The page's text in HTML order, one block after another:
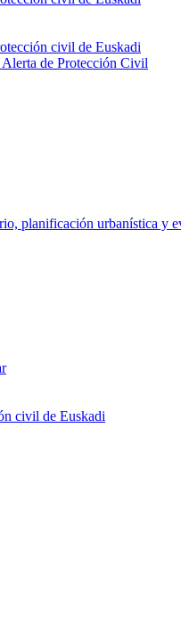
civil de Euskadi
de Protección Civil
planificación urbanística y
civil de Euskadi